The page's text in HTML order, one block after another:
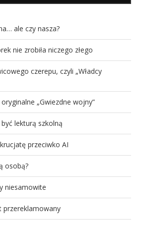
ale czy nasza?
nie zrobiła niczego złego
czerepu, czyli „Władcy
„Gwiezdne wojny”
lekturą szkolną
przeciwko AI
osobą?
niesamowite
przereklamowany